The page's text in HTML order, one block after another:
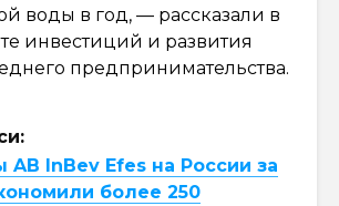
воды в год, — рассказали в
инвестиций и развития
предпринимательства.
AB InBev Efes на России за
более 250